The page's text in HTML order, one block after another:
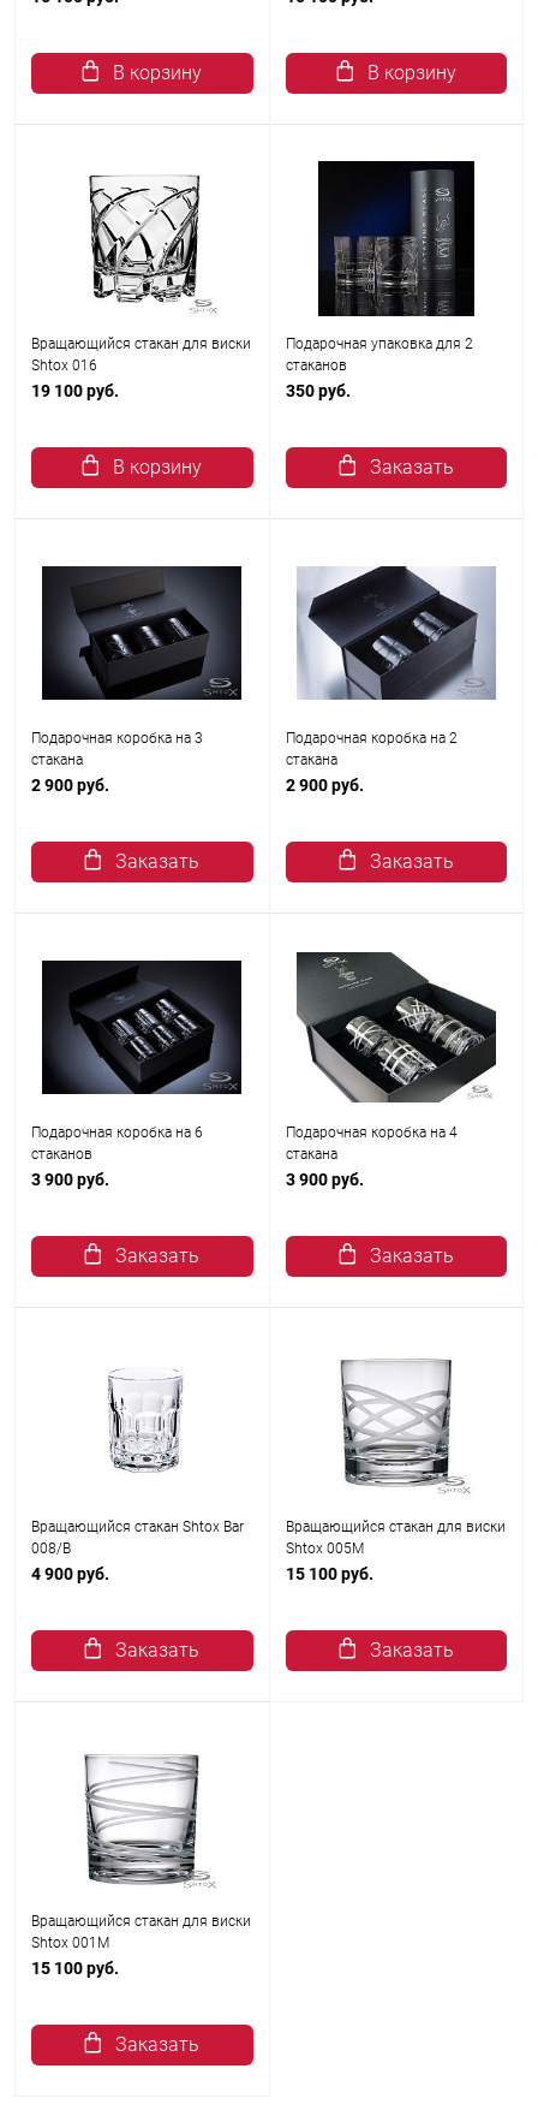
В корзину В корзину
Вращающийся стакан для виски
Shtox 016
19 100 руб.
В корзину
Подарочная упаковка для 2
стаканов
350 руб.
Заказать
Подарочная коробка на 3
стакана
2 900 руб.
Заказать
Подарочная коробка на 2
стакана
2 900 руб.
Заказать
Подарочная коробка на 6
стаканов
3 900 руб.
Заказать
Подарочная коробка на 4
стакана
3 900 руб.
Заказать
Вращающийся стакан Shtox Bar
008/B
4 900 руб.
Заказать
Вращающийся стакан для виски
Shtox 005M
15 100 руб.
Заказать
Вращающийся стакан для виски
Shtox 001M
15 100 руб.
Заказать